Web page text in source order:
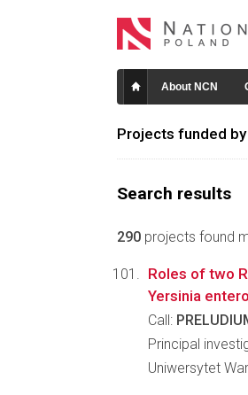
About NCN
Projects funded by
Search results
290 projects found
Roles of two
Yersinia
Call:
Principal
Uniwersytet